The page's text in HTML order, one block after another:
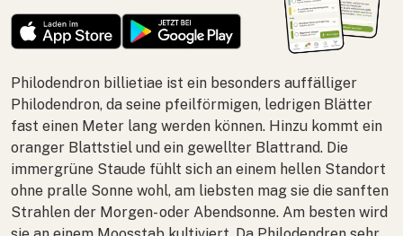
Philodendron billietiae ist ein besonders auffälliger
Philodendron, da seine pfeilförmigen, ledrigen Blätter
fast einen Meter lang werden können. Hinzu kommt ein
oranger Blattstiel und ein gewellter Blattrand. Die
immergrüne Staude fühlt sich an einem hellen Standort
ohne pralle Sonne wohl, am liebsten mag sie die sanften
Strahlen der Morgen- oder Abendsonne. Am besten wird